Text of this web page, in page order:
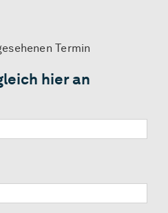
Termin
hier an